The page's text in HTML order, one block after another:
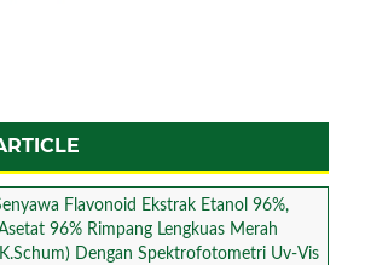
Flavonoid Ekstrak Etanol 96%,
96% Rimpang Lengkuas Merah
Dengan Spektrofotometri Uv-Vis